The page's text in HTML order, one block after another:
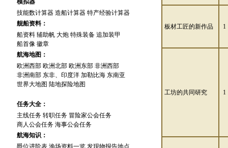
模拟器
技能数计算器 造船计算器 特产经验计算器
舰船资料：
船资料 辅助帆 大炮 特殊装备 追加装甲
船首像 徽章
航海地图：
欧洲西部 欧洲北部 欧洲东部 非洲西部
非洲南部 东非、印度洋 加勒比海 东南亚
世界大地图 陆地探险地图
任务大全：
主线任务 转职任务 冒险家公会任务
商人公会任务 海事公会任务
航海知识：
爵位进阶表 渔场资料一览 发现物报告地点
板材工匠的新作品 1
工坊的共同研究 1